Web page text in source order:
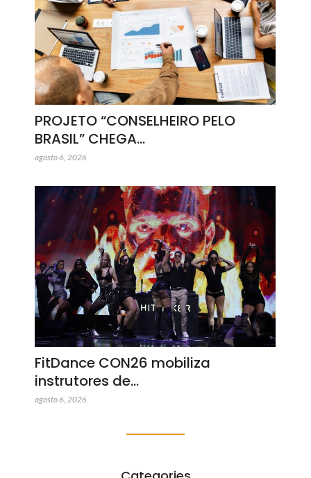
PROJETO “CONSELHEIRO PELO
BRASIL” CHEGA…
agosto 6, 2026
FitDance CON26 mobiliza
instrutores de…
agosto 6, 2026